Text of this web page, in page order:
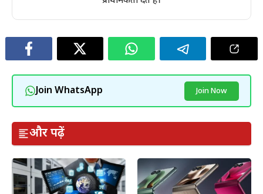
Join WhatsApp Join Now
और पढ़ें